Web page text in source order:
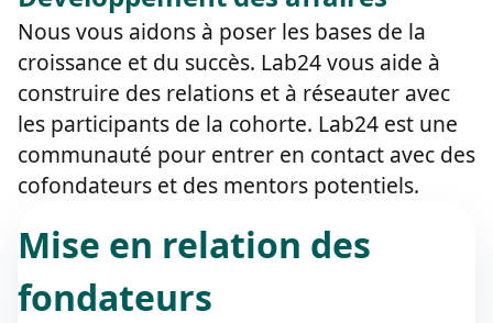
Nous vous aidons à poser les bases de la
croissance et du succès. Lab24 vous aide à
construire des relations et à réseauter avec
les participants de la cohorte. Lab24 est une
communauté pour entrer en contact avec des
cofondateurs et des mentors potentiels.
Mise en relation des
fondateurs